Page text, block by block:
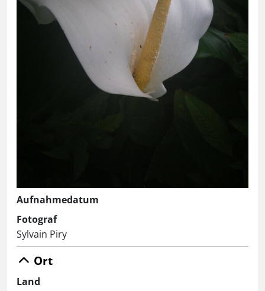
Aufnahmedatum
Fotograf
Sylvain Piry
Ort
Land